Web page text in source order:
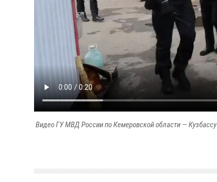
Видео ГУ МВД России по Кемеровской области — Кузбассу